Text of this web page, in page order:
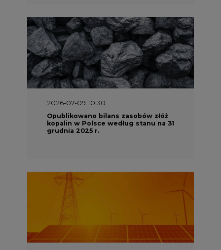
2026-07-09 10:30
Opublikowano bilans zasobów złóż
kopalin w Polsce według stanu na 31
grudnia 2025 r.